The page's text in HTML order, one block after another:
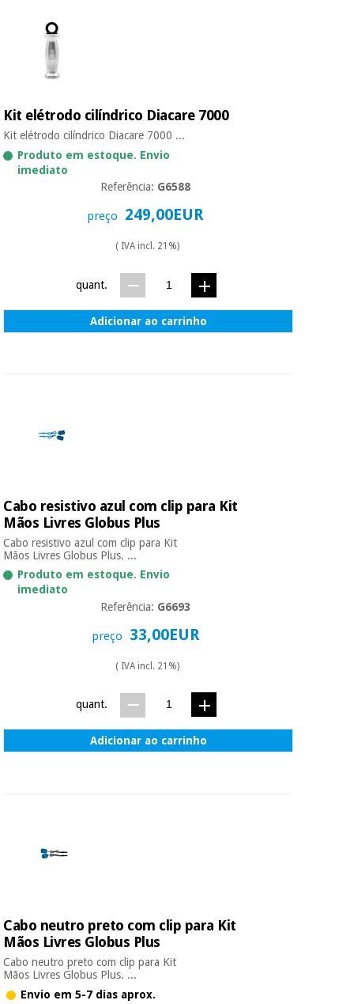
Kit elétrodo cilíndrico Diacare 7000
Kit elétrodo cilíndrico Diacare 7000 ...
Produto em estoque. Envio
imediato
Referência: G6588
preço 249,00EUR
( IVA incl. 21%)
quant.
Adicionar ao carrinho
Cabo resistivo azul com clip para Kit
Mãos Livres Globus Plus
Cabo resistivo azul com clip para Kit
Mãos Livres Globus Plus. ...
Produto em estoque. Envio
imediato
Referência: G6693
preço 33,00EUR
( IVA incl. 21%)
quant.
Adicionar ao carrinho
Cabo neutro preto com clip para Kit
Mãos Livres Globus Plus
Cabo neutro preto com clip para Kit
Mãos Livres Globus Plus. ...
Envio em 5-7 dias aprox.